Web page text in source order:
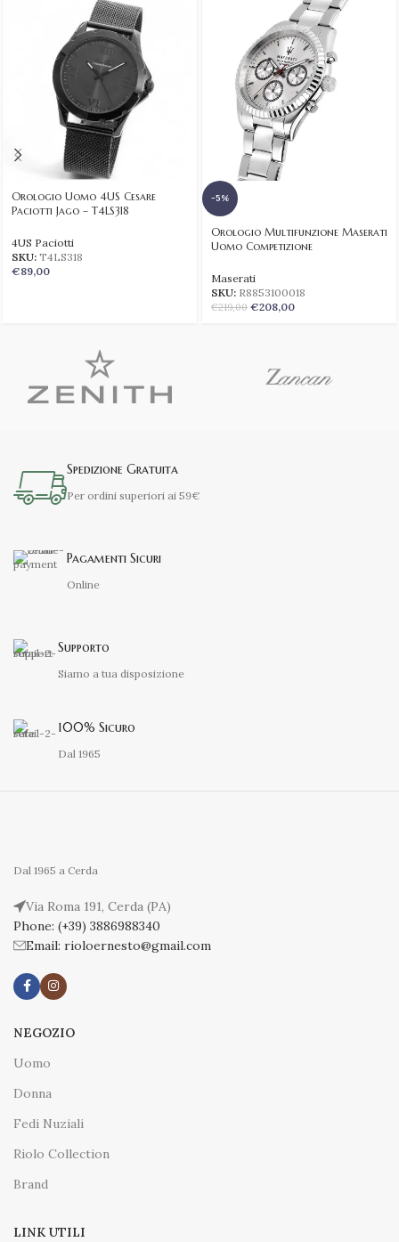
Orologio Uomo 4US Cesare
Paciotti Jago – T4LS318
4US Paciotti
SKU: T4LS318
€89,00
-5%
Orologio Multifunzione Maserati
Uomo Competizione
Maserati
SKU: R8853100018
€219,00 €208,00
Spedizione Gratuita
Per ordini superiori ai 59€
Pagamenti Sicuri
Online
Supporto
Siamo a tua disposizione
100% Sicuro
Dal 1965
Dal 1965 a Cerda
Via Roma 191, Cerda (PA)
Phone: (+39) 3886988340
Email: rioloernesto@gmail.com
NEGOZIO
Uomo
Donna
Fedi Nuziali
Riolo Collection
Brand
LINK UTILI